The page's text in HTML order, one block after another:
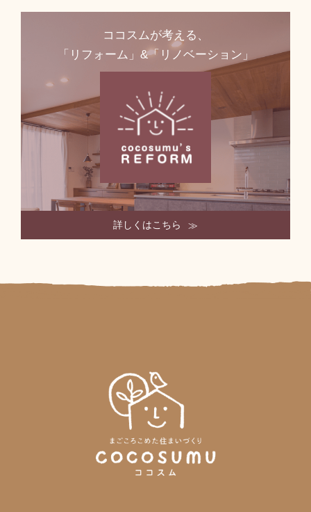
ココスムが考える、
「リフォーム」&「リノベーション」
詳しくはこちら